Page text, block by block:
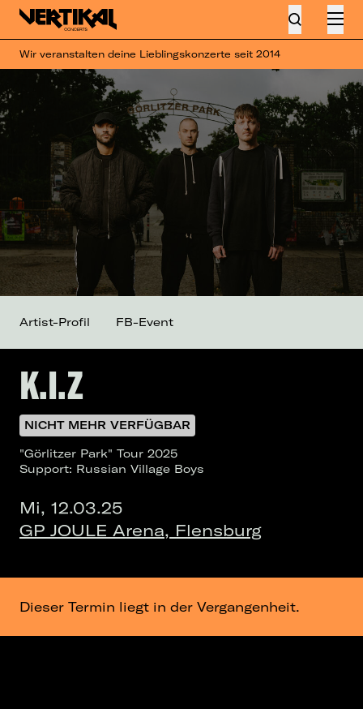
Wir veranstalten deine Lieblingskonzerte seit 2014
K.I.Z
NICHT MEHR VERFÜGBAR
"Görlitzer Park" Tour 2025
Support: Russian Village Boys
Mi, 12.03.25
GP JOULE Arena, Flensburg
Artist-Profil FB-Event
Dieser Termin liegt in der Vergangenheit.